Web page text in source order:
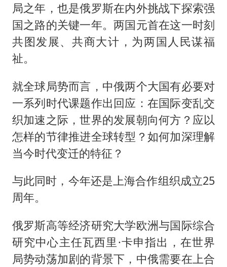
局之年，也是俄罗斯在内外挑战下探索强
国之路的关键一年。两国元首在这一时刻
共图发展、共商大计，为两国人民谋福
祉。
就全球局势而言，中俄两个大国有必要对
一系列时代课题作出回应：在国际变乱交
织加速之际，世界的发展朝向何方？应以
怎样的节律推进全球转型？如何加深理解
当今时代变迁的特征？
与此同时，今年还是上海合作组织成立25
周年。
俄罗斯高等经济研究大学欧洲与国际综合
研究中心主任瓦西里·卡申指出，在世界
局势动荡加剧的背景下，中俄需要在上合